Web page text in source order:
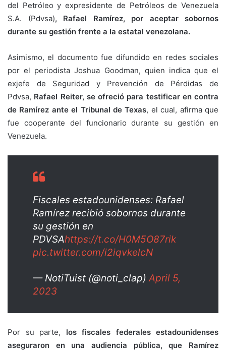
del Petróleo y expresidente de Petróleos de Venezuela
S.A. (Pdvsa), Rafael Ramírez, por aceptar sobornos
durante su gestión frente a la estatal venezolana.
Asimismo, el documento fue difundido en redes sociales
por el periodista Joshua Goodman, quien indica que el
exjefe de Seguridad y Prevención de Pérdidas de
Pdvsa, Rafael Reiter, se ofreció para testificar en contra
de Ramírez ante el Tribunal de Texas, el cual, afirma que
fue cooperante del funcionario durante su gestión en
Venezuela.
Fiscales estadounidenses: Rafael
Ramírez recibió sobornos durante
su gestión en
PDVSAhttps://t.co/H0M5O87rik
pic.twitter.com/i2iqvkelcN
— NotiTuist (@noti_clap)April 5,
2023
Por su parte, los fiscales federales estadounidenses
aseguraron en una audiencia pública, que Ramírez